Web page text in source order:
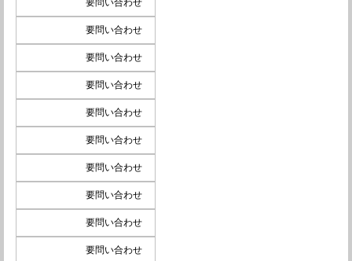
要問い合わせ
要問い合わせ
要問い合わせ
要問い合わせ
要問い合わせ
要問い合わせ
要問い合わせ
要問い合わせ
要問い合わせ
要問い合わせ